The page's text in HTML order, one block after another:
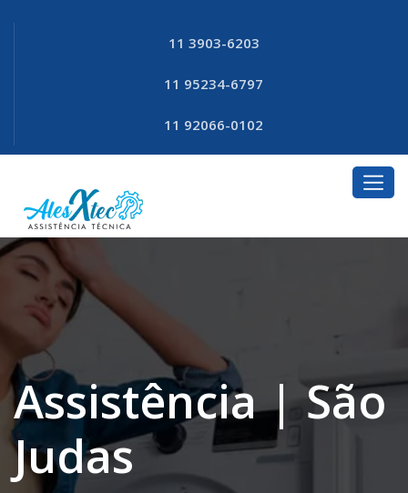
11 3903-6203
11 95234-6797
11 92066-0102
Assistência | São
Judas